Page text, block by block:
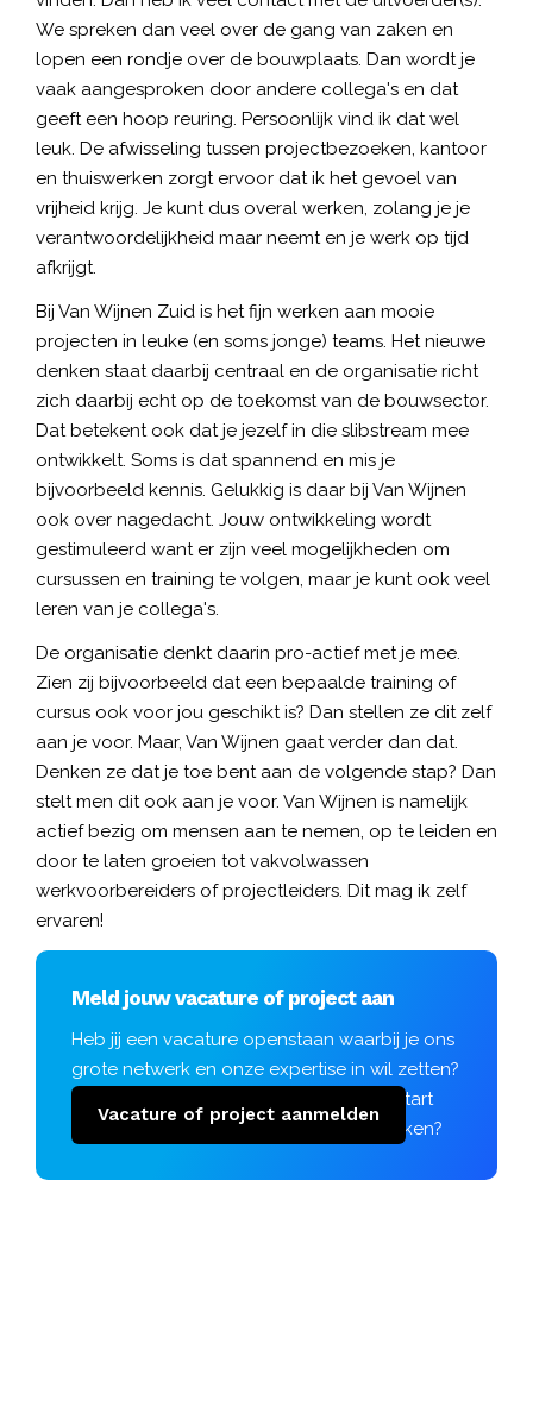
We spreken dan veel over de gang van zaken en
lopen een rondje over de bouwplaats. Dan wordt je
vaak aangesproken door andere collega's en dat
geeft een hoop reuring. Persoonlijk vind ik dat wel
leuk. De afwisseling tussen projectbezoeken, kantoor
en thuiswerken zorgt ervoor dat ik het gevoel van
vrijheid krijg. Je kunt dus overal werken, zolang je je
verantwoordelijkheid maar neemt en je werk op tijd
afkrijgt.
Bij Van Wijnen Zuid is het fijn werken aan mooie
projecten in leuke (en soms jonge) teams. Het nieuwe
denken staat daarbij centraal en de organisatie richt
zich daarbij echt op de toekomst van de bouwsector.
Dat betekent ook dat je jezelf in die slibstream mee
ontwikkelt. Soms is dat spannend en mis je
bijvoorbeeld kennis. Gelukkig is daar bij Van Wijnen
ook over nagedacht. Jouw ontwikkeling wordt
gestimuleerd want er zijn veel mogelijkheden om
cursussen en training te volgen, maar je kunt ook veel
leren van je collega's.
De organisatie denkt daarin pro-actief met je mee.
Zien zij bijvoorbeeld dat een bepaalde training of
cursus ook voor jou geschikt is? Dan stellen ze dit zelf
aan je voor. Maar, Van Wijnen gaat verder dan dat.
Denken ze dat je toe bent aan de volgende stap? Dan
stelt men dit ook aan je voor. Van Wijnen is namelijk
actief bezig om mensen aan te nemen, op te leiden en
door te laten groeien tot vakvolwassen
werkvoorbereiders of projectleiders. Dit mag ik zelf
ervaren!
Meld jouw vacature of project aan
Heb jij een vacature openstaan waarbij je ons
grote netwerk en onze expertise in wil zetten?
Of gaat er binnenkort een project van start
waar jij nog personeel voor kunt gebruiken?
Vacature of project aanmelden